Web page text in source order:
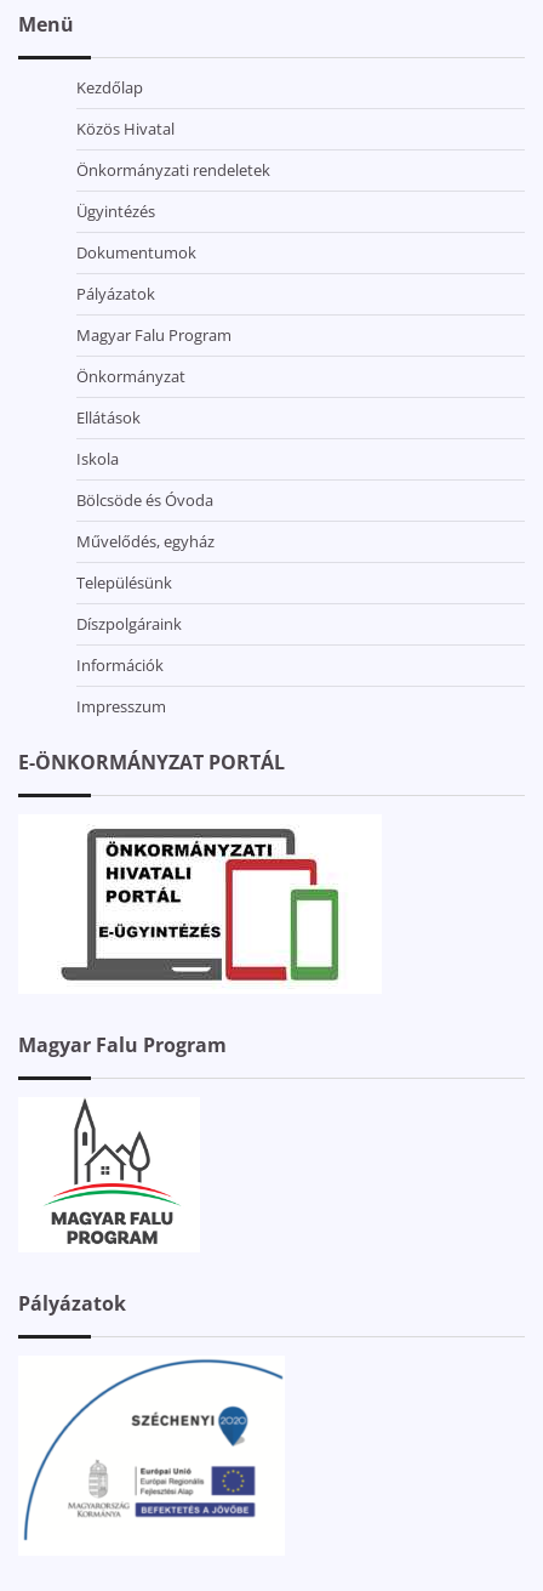
Menü
Kezdőlap
Közös Hivatal
Önkormányzati rendeletek
Ügyintézés
Dokumentumok
Pályázatok
Magyar Falu Program
Önkormányzat
Ellátások
Iskola
Bölcsöde és Óvoda
Művelődés, egyház
Településünk
Díszpolgáraink
Információk
Impresszum
E-ÖNKORMÁNYZAT PORTÁL
Magyar Falu Program
Pályázatok